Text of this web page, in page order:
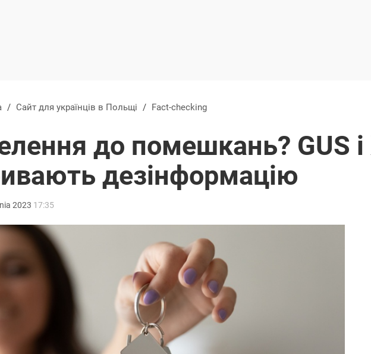
/ Сайт для українців в Польщі / Fact-checking
до помешкань? GUS
дезінформацію
2023 17:35